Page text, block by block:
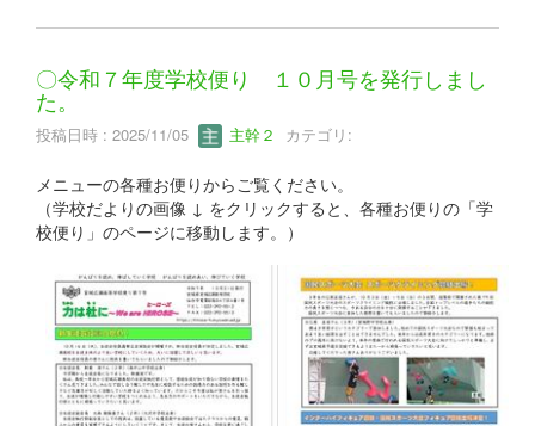
〇令和７年度学校便り １０月号を発行しまし
た。
投稿日時 : 2025/11/05 主幹２ カテゴリ:
メニューの各種お便りからご覧ください。
（学校だよりの画像 ↓ をクリックすると、各種お便りの「学
校便り」のページに移動します。）